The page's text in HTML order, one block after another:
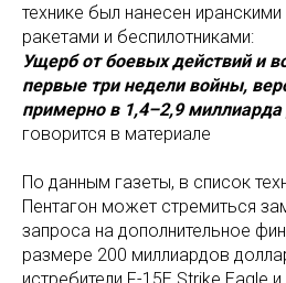
технике был нанесен
ракетами и беспилотниками:
Ущерб от боевых действий и
первые три недели войны,
примерно в 1,4–2,9 миллиарда
говорится в материале
По данным газеты, в список
Пентагон может стремиться
запроса на дополнительное
размере 200 миллиардов
истребители F-15E Strike Eagle